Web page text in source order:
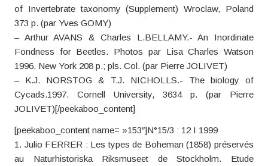
of Invertebrate taxonomy (Supplement) Wroclaw, Poland
373 p. (par Yves GOMY)
– Arthur AVANS & Charles L.BELLAMY.- An Inordinate
Fondness for Beetles. Photos par Lisa Charles Watson
1996. New York 208 p.; pls. Col. (par Pierre JOLIVET)
– K.J. NORSTOG & T.J. NICHOLLS.- The biology of
Cycads.1997. Cornell University, 3634 p. (par Pierre
JOLIVET)[/peekaboo_content]
[peekaboo_content name= »153″]N°15/3 : 12 I 1999
1. Julio FERRER : Les types de Boheman (1858) préservés
au Naturhistoriska Riksmuseet de Stockholm. Etude